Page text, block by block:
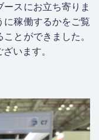
スにお立ち寄りま
に稼働するかをご覧
とができました。
います。